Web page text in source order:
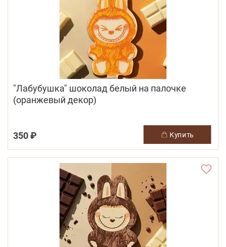
"Лабубушка" шоколад белый на палочке
(оранжевый декор)
350 ₽ купить